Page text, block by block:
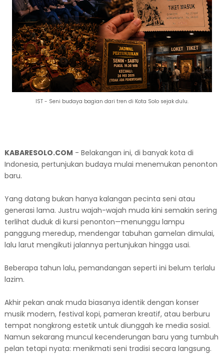
IST - Seni budaya bagian dari tren di Kota Solo sejak dulu.
KABARESOLO.COM - Belakangan ini, di banyak kota di
Indonesia, pertunjukan budaya mulai menemukan penonton
baru.
Yang datang bukan hanya kalangan pecinta seni atau
generasi lama. Justru wajah-wajah muda kini semakin sering
terlihat duduk di kursi penonton—menunggu lampu
panggung meredup, mendengar tabuhan gamelan dimulai,
lalu larut mengikuti jalannya pertunjukan hingga usai.
Beberapa tahun lalu, pemandangan seperti ini belum terlalu
lazim.
Akhir pekan anak muda biasanya identik dengan konser
musik modern, festival kopi, pameran kreatif, atau berburu
tempat nongkrong estetik untuk diunggah ke media sosial.
Namun sekarang muncul kecenderungan baru yang tumbuh
pelan tetapi nyata: menikmati seni tradisi secara langsung.